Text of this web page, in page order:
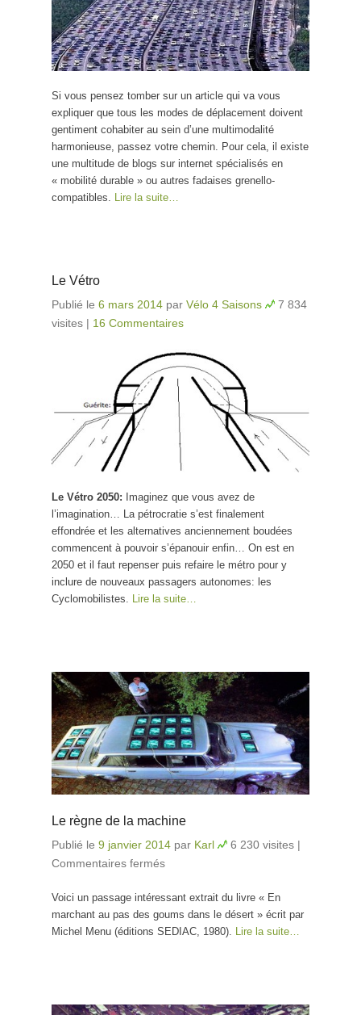
Si vous pensez tomber sur un article qui va vous
expliquer que tous les modes de déplacement doivent
gentiment cohabiter au sein d’une multimodalité
harmonieuse, passez votre chemin. Pour cela, il existe
une multitude de blogs sur internet spécialisés en
« mobilité durable » ou autres fadaises grenello-
compatibles. Lire la suite…
Le Vétro
Publié le 6 mars 2014 par Vélo 4 Saisons
7 834
visites | 16 Commentaires
Le Vétro 2050: Imaginez que vous avez de
l’imagination… La pétrocratie s’est finalement
effondrée et les alternatives anciennement boudées
commencent à pouvoir s’épanouir enfin… On est en
2050 et il faut repenser puis refaire le métro pour y
inclure de nouveaux passagers autonomes: les
Cyclomobilistes. Lire la suite…
Le règne de la machine
Publié le 9 janvier 2014 par Karl 6 230 visites |
Commentaires fermés
Voici un passage intéressant extrait du livre « En
marchant au pas des goums dans le désert » écrit par
Michel Menu (éditions SEDIAC, 1980).
Lire la suite…